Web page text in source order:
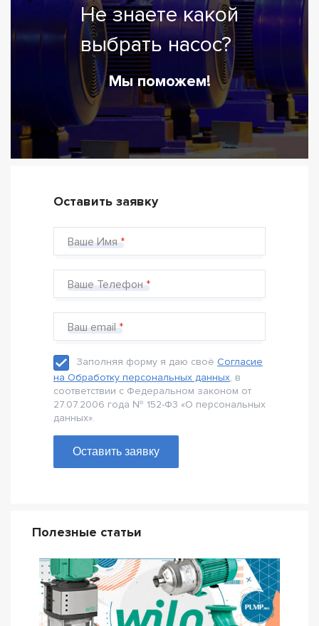
Не знаете какой
выбрать насос?
Мы поможем!
Оставить заявку
Ваше Имя
Ваше Телефон
Ваш email
Заполняя форму я даю своё Согласие
на Обработку персональных данных, в
соответствии с Федеральном законом от
27.07.2006 года № 152-Ф3 «О персональных
данных».
Оставить заявку
Полезные статьи